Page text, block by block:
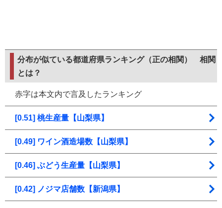
分布が似ている都道府県ランキング（正の相関） 相関
とは？
赤字は本文内で言及したランキング
[0.51] 桃生産量【山梨県】
[0.49] ワイン酒造場数【山梨県】
[0.46] ぶどう生産量【山梨県】
[0.42] ノジマ店舗数【新潟県】